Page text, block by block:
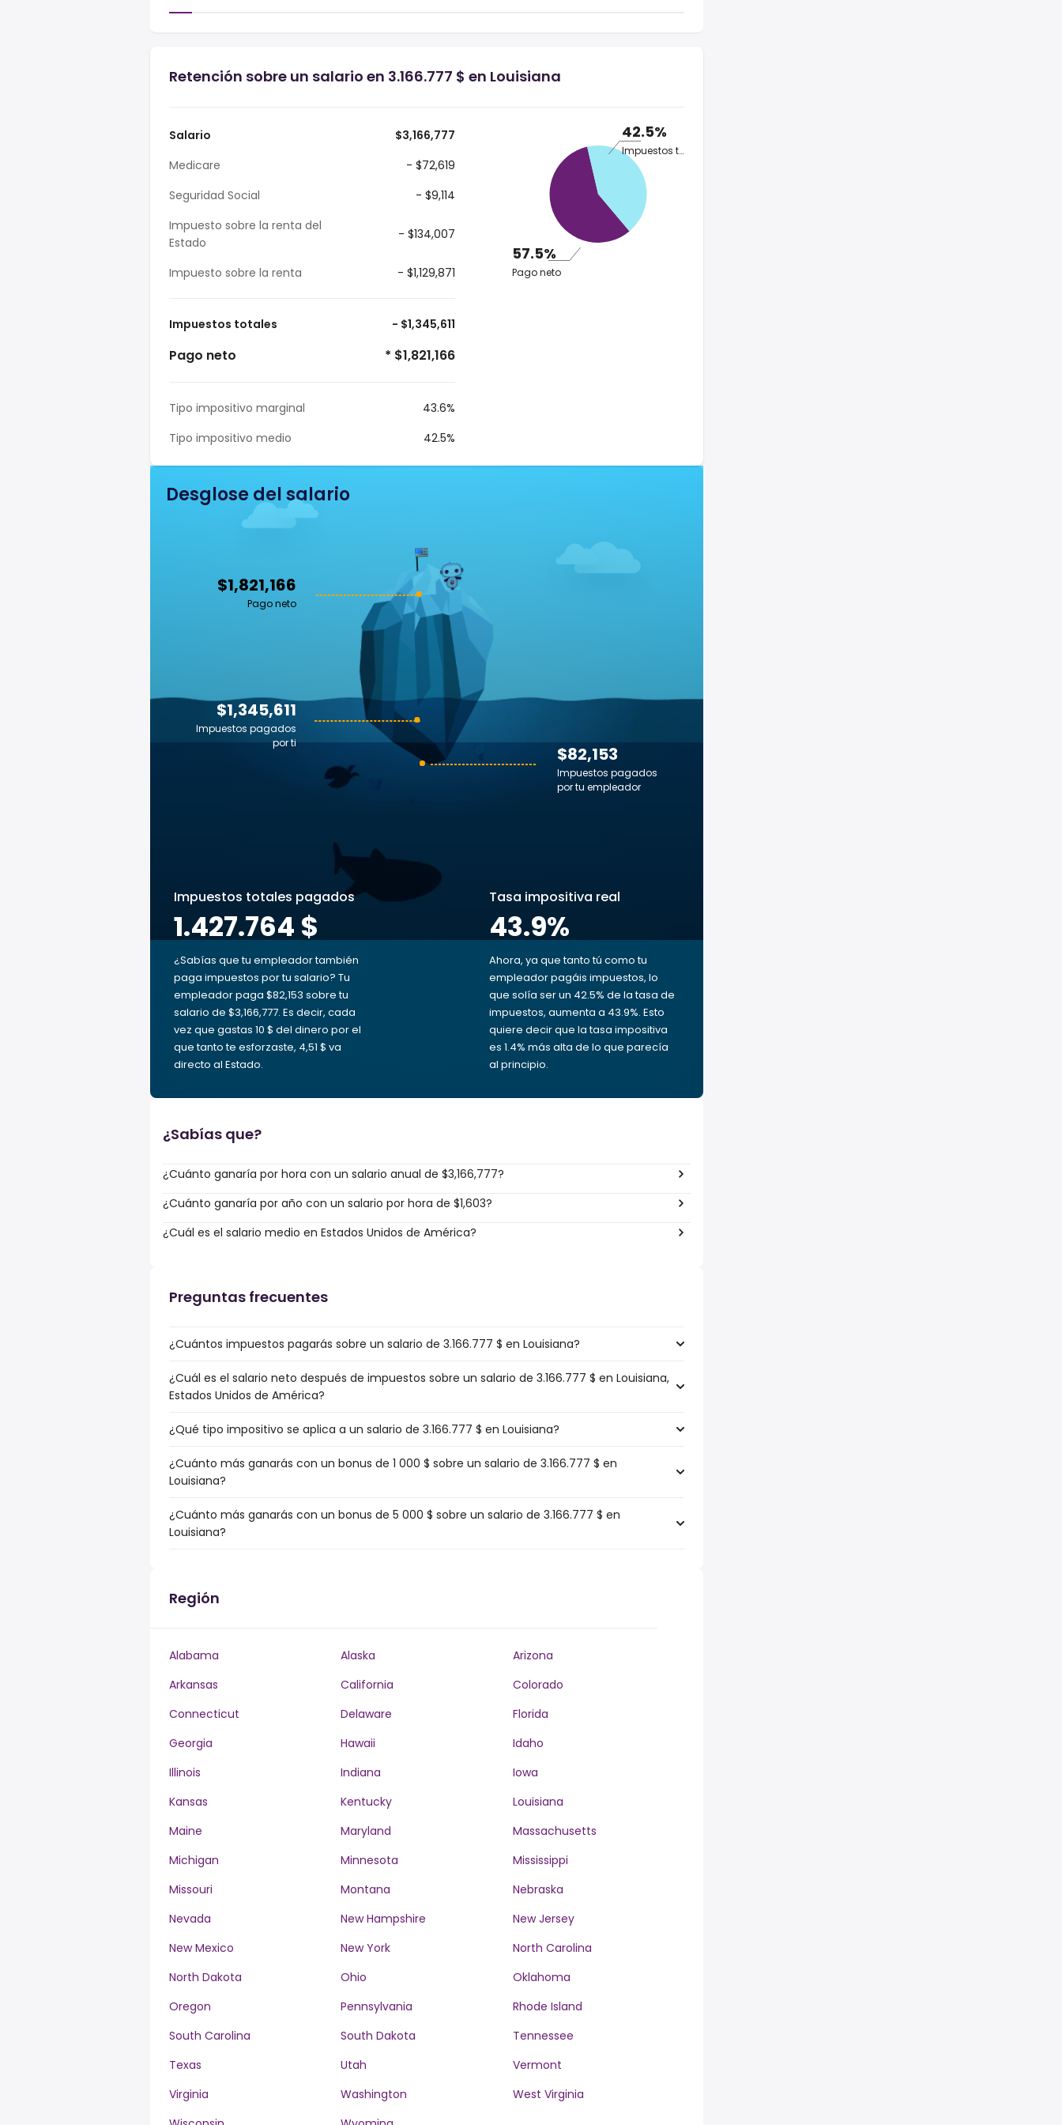
Retención sobre un salario en 3.166.777 $ en Louisiana
Salario
$3,166,777
Medicare
- $72,619
Seguridad Social
- $9,114
Impuesto sobre la renta del
Estado
- $134,007
Impuesto sobre la renta - $1,129,871
Impuestos totales - $1,345,611
Pago neto * $1,821,166
Tipo impositivo marginal
43.6%
Tipo impositivo medio
42.5%
42.5%
Impuestos totales
57.5%
Pago neto
Desglose del salario
$1,821,166
Pago neto
$82,153
Impuestos pagados
por tu empleador
$1,345,611
Impuestos pagados
por ti
Impuestos totales pagados
1.427.764 $
¿Sabías que tu empleador también
paga impuestos por tu salario? Tu
empleador paga $82,153 sobre tu
salario de $3,166,777. Es decir, cada
vez que gastas 10 $ del dinero por el
que tanto te esforzaste, 4,51 $ va
directo al Estado.
Tasa impositiva real
43.9%
Ahora, ya que tanto tú como tu
empleador pagáis impuestos, lo
que solía ser un 42.5% de la tasa de
impuestos, aumenta a 43.9%. Esto
quiere decir que la tasa impositiva
es 1.4% más alta de lo que parecía
al principio.
¿Sabías que?
¿Cuánto ganaría por hora con un salario anual de $3,166,777?
¿Cuánto ganaría por año con un salario por hora de $1,603?
¿Cuál es el salario medio en Estados Unidos de América?
Preguntas frecuentes
¿Cuántos impuestos pagarás sobre un salario de 3.166.777 $ en Louisiana?
¿Cuál es el salario neto después de impuestos sobre un salario de 3.166.777 $ en Louisiana,
Estados Unidos de América?
¿Qué tipo impositivo se aplica a un salario de 3.166.777 $ en Louisiana?
¿Cuánto más ganarás con un bonus de 1 000 $ sobre un salario de 3.166.777 $ en
Louisiana?
¿Cuánto más ganarás con un bonus de 5 000 $ sobre un salario de 3.166.777 $ en
Louisiana?
Región
Alabama Alaska
Arizona
Arkansas
California
Colorado
Connecticut
Delaware
Florida
Georgia
Hawaii
Idaho
Illinois
Indiana
Iowa
Kansas
Kentucky
Louisiana
Maine
Maryland
Massachusetts
Michigan
Minnesota
Mississippi
Missouri
Montana
Nebraska
Nevada
New Hampshire
New Jersey
New Mexico
New York
North Carolina
North Dakota
Ohio
Oklahoma
Oregon
Pennsylvania
Rhode Island
South Carolina
South Dakota
Tennessee
Texas
Utah
Vermont
Virginia
Washington
West Virginia